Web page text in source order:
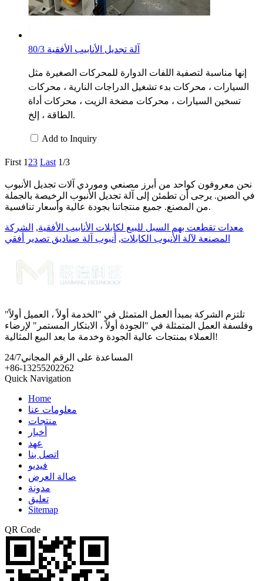
80/3 آلة تجديل الأنابيب الأفقية
إنها مناسبة لتصفية اللفات الدوارة للمحركات الصغيرة مثل
السيارات ، محركات بدء تشغيل الدراجات النارية ، محركات
تسخين السيارات ، محركات مضخة الزيت ، محركات أداة
الطاقة ، إلخ.
Add to Inquiry
First 1 23 Last 1/3
نحن معروفون كواحد من أبرز مصنعي وموردي آلات تجديل الأنبوب
في الصين. يرجى أن تطمئن إلى آلة تجديل الأنبوب الرخيصة بالجملة
من المصنع. جميع منتجاتنا بجودة عالية وأسعار تنافسية.
معدات تقطعت بهم السبل للبيع لكابلات الأنابيب الأفقية, الشركة
المصنعة لآلة الأنبوب الكابلات, أنبوب آلة صناديق تصدير أفقي
تلتزم الشركة بمبدأ العمل المتمثل في "الخدمة أولاً ، العميل أولاً"
وفلسفة العمل المتمثلة في "الجودة أولاً ، الابتكار المستمر" لإرضاء
العملاء بمنتجات عالية الجودة وخدمة ما بعد البيع المثالية!
24/7المساعدة على الرقم المجاني
+86-13255202262
Quick Navigation
Home
معلومات عنا
منتجات
أخبار
عهد
اتصل بنا
فيديو
صالة العرض
مدونة
تعليق
Sitemap
QR Code